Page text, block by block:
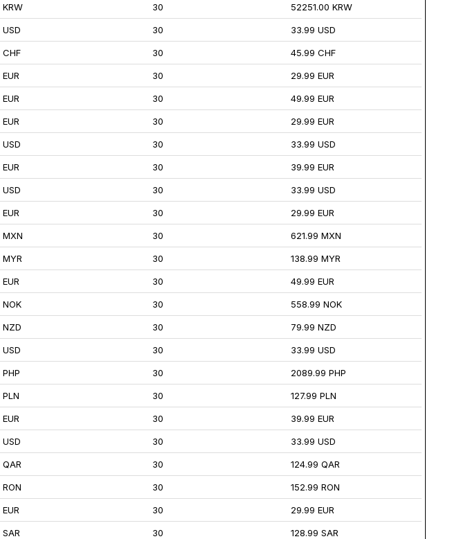
KRW 30 52251.00 KRW
USD 30 33.99 USD
CHF 30 45.99 CHF
30 29.99 EUR
30 49.99 EUR
30 29.99 EUR
USD 30 33.99 USD
30 39.99 EUR
USD 30 33.99 USD
30 29.99 EUR
MXN 30 621.99 MXN
MYR 30 138.99 MYR
30 49.99 EUR
NOK 30 558.99 NOK
NZD 30 79.99 NZD
USD 30 33.99 USD
PHP 30 2089.99 PHP
PLN 30 127.99 PLN
30 39.99 EUR
USD 30 33.99 USD
QAR 30 124.99 QAR
RON 30 152.99 RON
30 29.99 EUR
SAR 30 128.99 SAR